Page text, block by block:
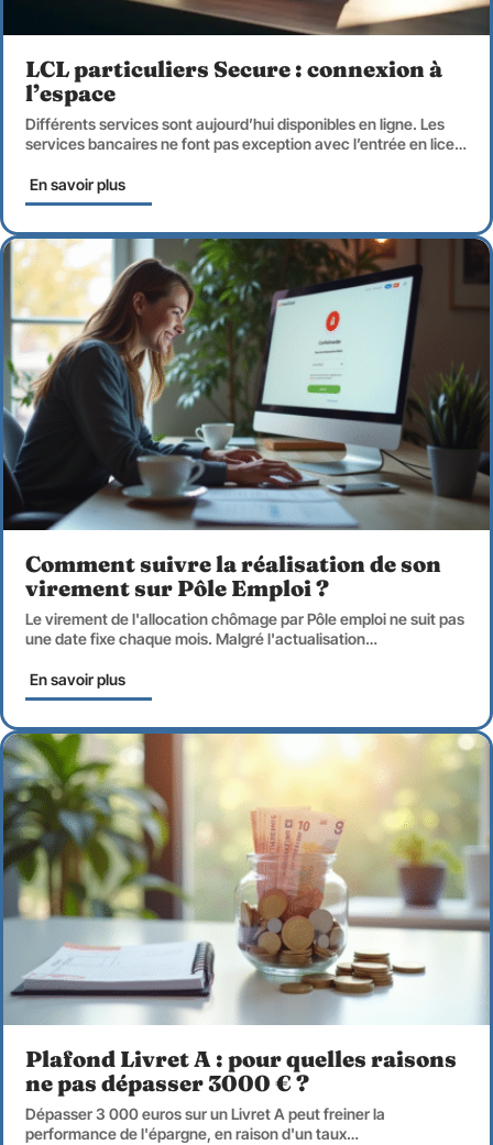
LCL particuliers Secure : connexion à
l’espace
Différents services sont aujourd’hui disponibles en ligne. Les
services bancaires ne font pas exception avec l’entrée en lice…
En savoir plus
Comment suivre la réalisation de son
virement sur Pôle Emploi ?
Le virement de l'allocation chômage par Pôle emploi ne suit pas
une date fixe chaque mois. Malgré l'actualisation…
En savoir plus
Plafond Livret A : pour quelles raisons
ne pas dépasser 3000 € ?
Dépasser 3 000 euros sur un Livret A peut freiner la
performance de l'épargne, en raison d'un taux…